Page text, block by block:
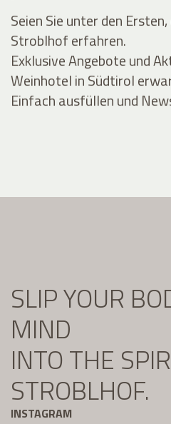
Seien Sie unter den
Stroblhof erfahren.
Exklusive Angebote und
Weinhotel in Südtirol
Einfach ausfüllen und
SLIP YOUR
MIND
INTO THE
STROBLHOF.
INSTAGRAM